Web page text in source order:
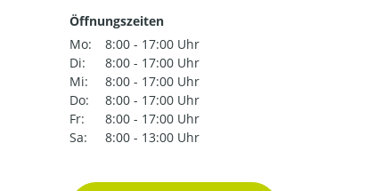
Öffnungszeiten
Mo:
8:00 - 17:00 Uhr
Di:
8:00 - 17:00 Uhr
Mi:
8:00 - 17:00 Uhr
Do:
8:00 - 17:00 Uhr
Fr:
8:00 - 17:00 Uhr
Sa:
8:00 - 13:00 Uhr